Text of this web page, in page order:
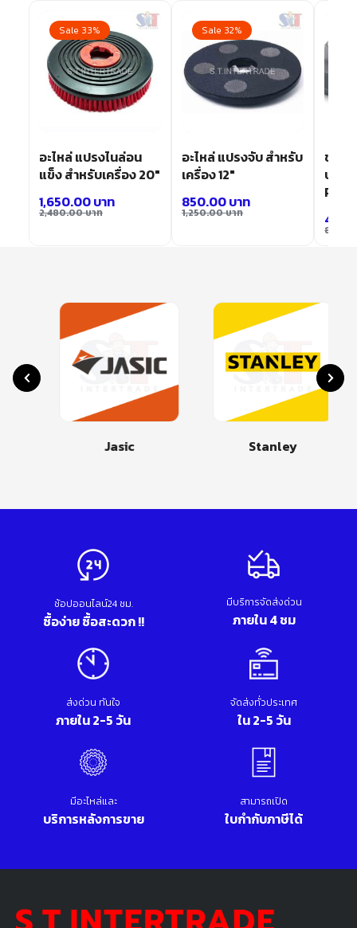
Sale 33%
อะไหล่ แปรงไนล่อน
แข็ง สำหรับเครื่อง 20″
2,480.00บาท
1,650.00บาท
Sale 32%
อะไหล่ แปรงจับ สำหรับ
เครื่อง 12″
1,250.00บาท
850.00บาท
ชุดแ
ประ
Jasic Stanley
ช้อปออนไลน์24 ชม.
ซื้อง่าย ซื้อสะดวก !!
มีบริการจัดส่งด่วน
ภายใน 4 ชม
ส่งด่วน ทันใจ
ภายใน 2-5 วัน
จัดส่งทั่วประเทศ
ใน 2-5 วัน
มีอะไหล่และ
บริการหลังการขาย
สามารถเปิด
ใบกำกับภาษีได้